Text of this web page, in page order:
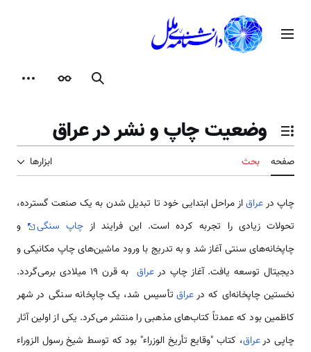
محتوامنوی اصلی
جستجوظاهر
تغییر وضعیت فهرست محتویات
وضعیت چاپ و نشر در عراق
صفحه بحث ابزارها
چاپ درعراقاز مراحل ابتدایی خود تا تبدیل شدن به یک صنعت گسترده،
تحولات زیادی را تجربه کرده است. این فرایند از چاپ سنگی
و
چاپخانه‌های سنتی آغاز شد و به تدریج با ورود ماشین‌های چاپ مکانیکی و
دیجیتال توسعه یافت. آغاز چاپ در عراق
به قرن ۱۹ میلادی برمی‌گردد.
نخستین چاپخانه‌ای که درعراق تأسیس شد، یک چاپخانه سنگی در شهر
کاظمین بود که عمدتاً کتاب‌های مذهبی را منتشر می‌کرد. یکی از اولین آثار
چاپی درعراق، کتاب "وقایع تأریخ الوزراء" بود که توسط شیخ رسول الزوراء